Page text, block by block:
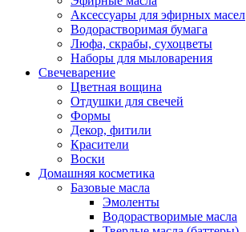
Аксессуары для эфирных масел
Водорастворимая бумага
Люфа, скрабы, сухоцветы
Наборы для мыловарения
Свечеварение
Цветная вощина
Отдушки для свечей
Формы
Декор, фитили
Красители
Воски
Домашняя косметика
Базовые масла
Эмоленты
Водорастворимые масла